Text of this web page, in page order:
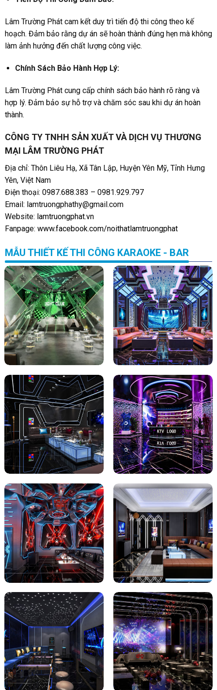
Lâm Trường Phát cam kết duy trì tiến độ thi công theo kế
hoạch. Đảm bảo rằng dự án sẽ hoàn thành đúng hẹn mà không
làm ảnh hưởng đến chất lượng công việc.
Chính Sách Bảo Hành Hợp Lý:
Lâm Trường Phát cung cấp chính sách bảo hành rõ ràng và
hợp lý. Đảm bảo sự hỗ trợ và chăm sóc sau khi dự án hoàn
thành.
CÔNG TY TNHH SẢN XUẤT VÀ DỊCH VỤ THƯƠNG
MẠI LÂM TRƯỜNG PHÁT
Địa chỉ: Thôn Liêu Hạ, Xã Tân Lập, Huyện Yên Mỹ, Tỉnh Hưng
Yên, Việt Nam
Điện thoại: 0987.688.383 – 0981.929.797
Email: lamtruongphathy@gmail.com
Website: lamtruongphat.vn
Fanpage: www.facebook.com/noithatlamtruongphat
MẪU THIẾT KẾ THI CÔNG KARAOKE - BAR